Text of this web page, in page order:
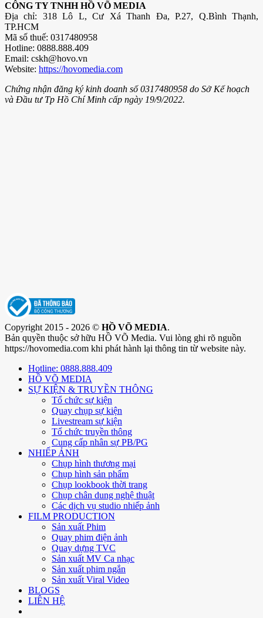
CÔNG TY TNHH HỒ VÕ MEDIA
Địa chỉ: 318 Lô L, Cư Xá Thanh Đa, P.27, Q.Bình Thạnh,
TP.HCM
Mã số thuế: 0317480958
Hotline: 0888.888.409
Email: cskh@hovo.vn
Website: https://hovomedia.com
Chứng nhận đăng ký kinh doanh số 0317480958 do Sở Kế hoạch
và Đầu tư Tp Hồ Chí Minh cấp ngày 19/9/2022.
Copyright 2015 - 2026 © HỒ VÕ MEDIA.
Bản quyền thuộc sở hữu HỒ VÕ Media. Vui lòng ghi rõ nguồn
https://hovomedia.com khi phát hành lại thông tin từ website này.
Hotline: 0888.888.409
HỒ VÕ MEDIA
SỰ KIỆN & TRUYỀN THÔNG
Tổ chức sự kiện
Quay chụp sự kiện
Livestream sự kiện
Tổ chức truyền thông
Cung cấp nhân sự PB/PG
NHIẾP ẢNH
Chụp hình thương mại
Chụp hình sản phẩm
Chụp lookbook thời trang
Chụp chân dung nghệ thuật
Các dịch vụ studio nhiếp ảnh
FILM PRODUCTION
Sản xuất Phim
Quay phim điện ảnh
Quay dựng TVC
Sản xuất MV Ca nhạc
Sản xuất phim ngắn
Sản xuất Viral Video
BLOGS
LIÊN HỆ